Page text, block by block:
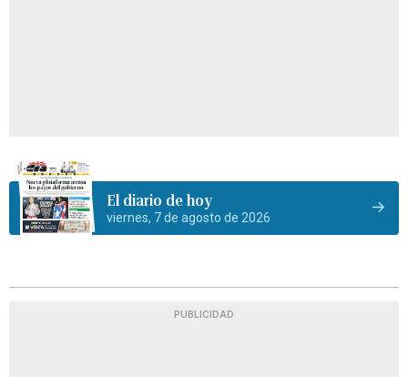
El diario de hoy
viernes, 7 de agosto de 2026
PUBLICIDAD